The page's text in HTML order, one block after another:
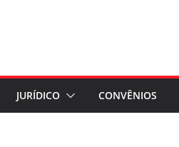
JURÍDICO CONVÊNIOS